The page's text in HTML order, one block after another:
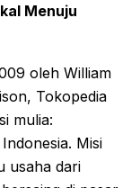
Menuju
oleh William
Tokopedia
mulia:
Misi
usaha dari